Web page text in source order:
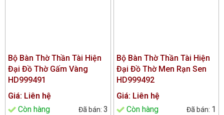
Bộ Bàn Thờ Thần Tài Hiện
Đại Đồ Thờ Gấm Vàng
HD999491
Giá: Liên hệ
Còn hàng
3
Bộ Bàn Thờ Thần Tài Hiện
Đại Đồ Thờ Men Rạn Sen
HD999492
Giá: Liên hệ
Còn hàng
1